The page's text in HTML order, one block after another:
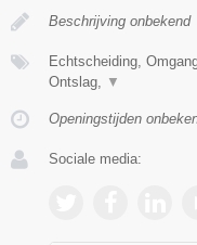
Beschrijving onbekend
Echtscheiding,
Ontslag, ▼
Openingstijden
Sociale media: